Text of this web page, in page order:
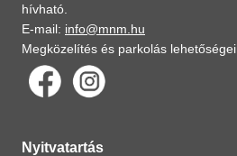
hívható.
E-mail: info@mnm.hu
Megközelítés és parkolás lehetőségei
Nyitvatartás